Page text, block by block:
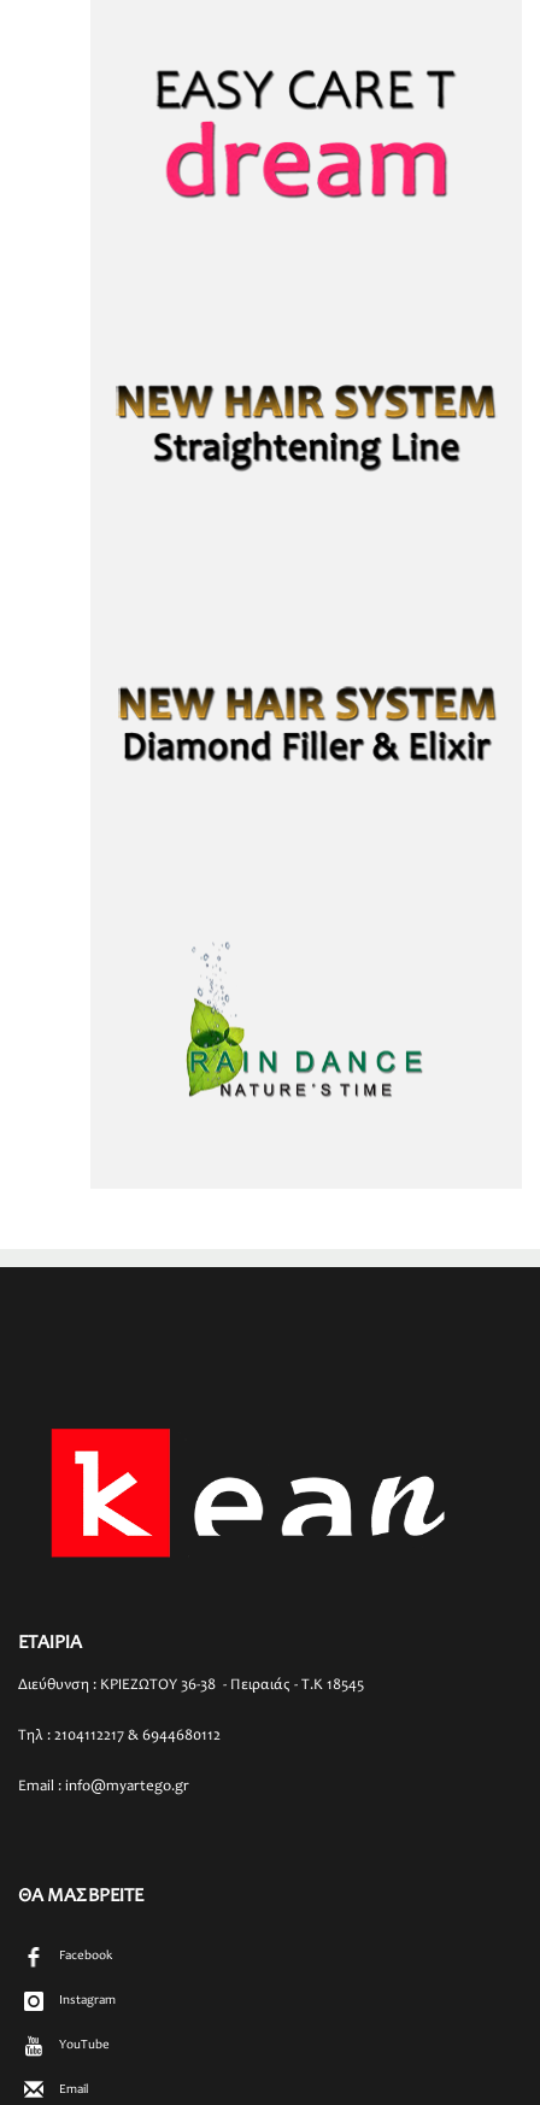
ΕΤΑΙΡΙΑ
Διεύθυνση : ΚΡΙΕΖΩΤΟΥ 36-38 - Πειραιάς - T.K 18545
Τηλ : 2104112217 & 6944680112
Email : info@myartego.gr
ΘΑ ΜΑΣ ΒΡΕΙΤΕ
Facebook
Instagram
YouTube
Email